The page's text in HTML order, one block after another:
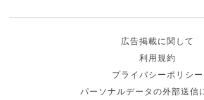
広告掲載に関して
利用規約
プライバシーポリシー
パーソナルデータの外部送信